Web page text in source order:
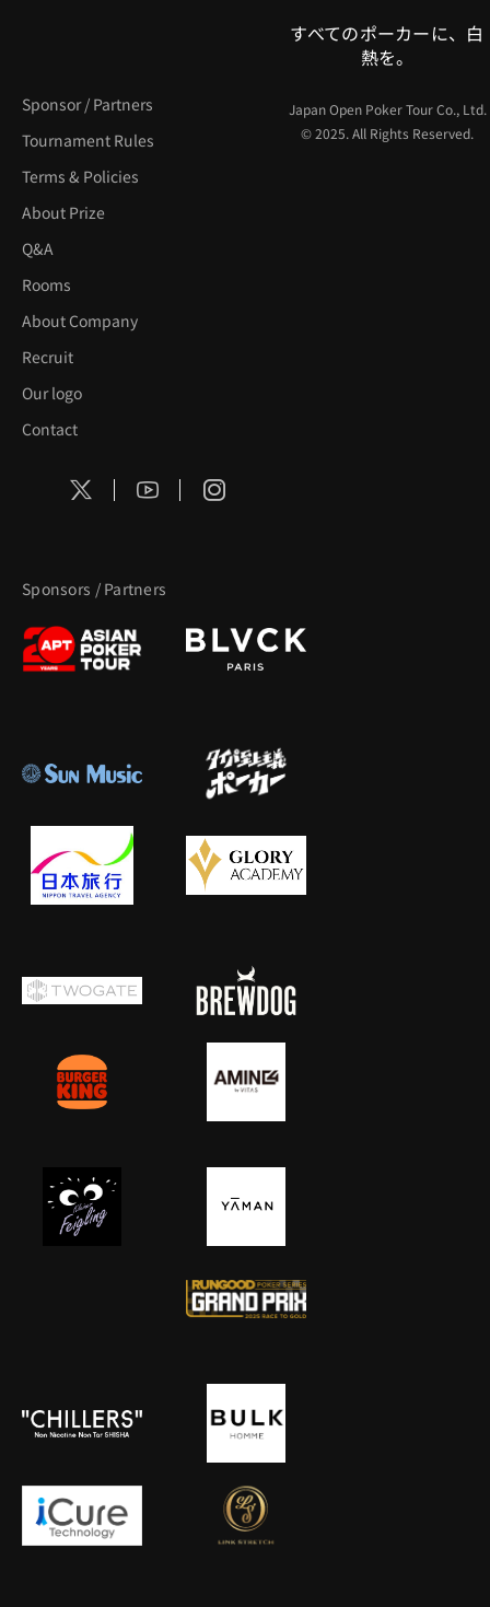
Sponsor / Partners
Tournament Rules
Terms & Policies
About Prize
Q&A
Rooms
About Company
Recruit
Our logo
Contact
Sponsors / Partners
すべてのポーカーに、白
熱を。
Japan Open Poker Tour Co., Ltd.
© 2025. All Rights Reserved.